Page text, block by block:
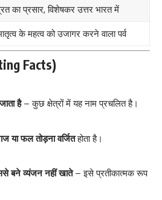
का प्रसार, विशेषकर उत्तर भारत में
के महत्व को उजागर करने वाला पर्व
Facts)
है– कुछ क्षेत्रों में यह नाम प्रचलित है।
फल तोड़ना वर्जितहोता है।
बने व्यंजन नहीं खाते– इसे प्रतीकात्मक रूप